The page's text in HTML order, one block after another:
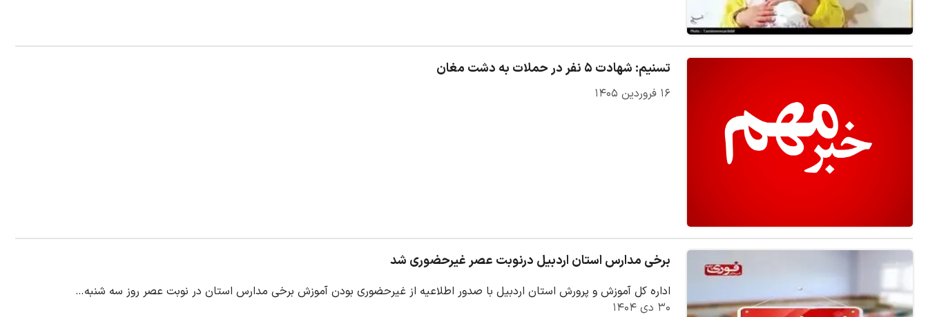
تسنیم: شهادت ۵ نفر در حملات به دشت مغان
۱۶ فروردین ۱۴۰۵
برخی مدارس استان اردبیل درنوبت عصر غیرحضوری شد
اداره کل آموزش و پرورش استان اردبیل با صدور اطلاعیه از غیرحضوری بودن آموزش برخی مدارس استان در نوبت عصر روز سه شنبه…
۳۰ دی ۱۴۰۴